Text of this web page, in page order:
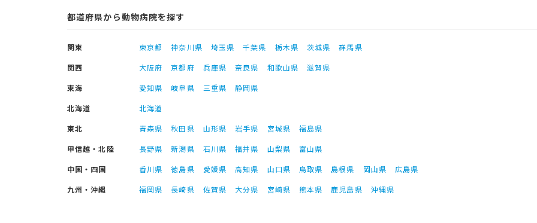
都道府県から動物病院を探す
関東 東京都 神奈川県 埼玉県 千葉県 栃木県 茨城県
群馬県
関西
大阪府 京都府 兵庫県 奈良県 和歌山県
滋賀県
東海
愛知県 岐阜県 三重県
静岡県
北海道
北海道
東北
青森県 秋田県 山形県 岩手県 宮城県
福島県
甲信越・北陸
長野県 新潟県 石川県 福井県 山梨県
富山県
中国・四国
香川県 徳島県 愛媛県 高知県 山口県 鳥取県 島根県 岡山県
広島県
九州・沖縄
福岡県 長崎県 佐賀県 大分県 宮崎県 熊本県 鹿児島県 沖縄県